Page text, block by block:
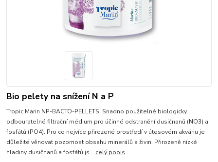
Bio pelety na snížení N a P
Tropic Marin NP-BACTO-PELLETS. Snadno použitelné biologicky
odbouratelné filtrační médium pro účinné odstranění dusičnanů (NO3) a
fosfátů (PO4). Pro co nejvíce přirozené prostředí v útesovém akváriu je
důležité věnovat pozornost obsahu minerálů a živin. Přirozeně nízké
hladiny dusičnanů a fosfátů js... celý popis